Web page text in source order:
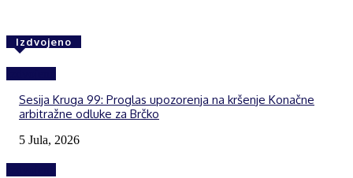
Izdvojeno
Sesija Kruga 99: Proglas upozorenja na kršenje Konačne
arbitražne odluke za Brčko
5 Jula, 2026